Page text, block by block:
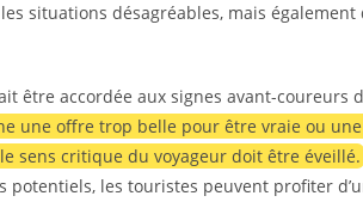
situations désagréables, mais
être accordée aux signes avant-coureurs
une offre trop belle pour être vraie ou
sens critique du voyageur doit être éveillé.
les touristes peuvent profiter